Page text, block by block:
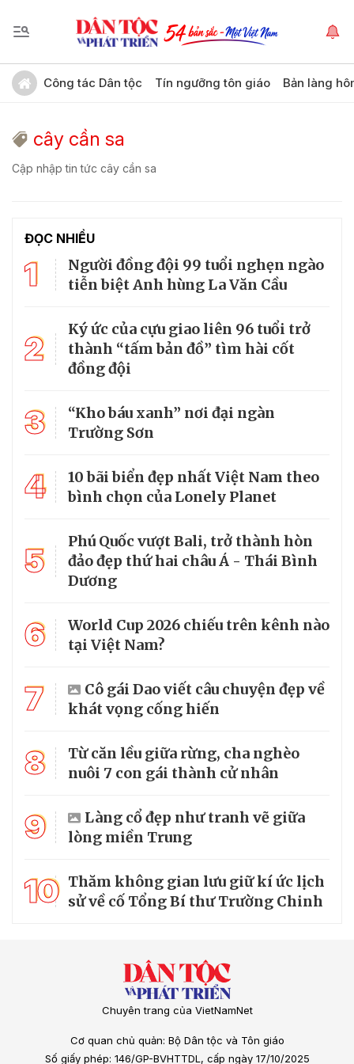
Công tác Dân tộc Tín ngưỡng tôn giáo Bản làng
cây cần sa
Cập nhập tin tức cây cần sa
ĐỌC NHIỀU
1
Người đồng đội 99 tuổi nghẹn ngào
tiễn biệt Anh hùng La Văn Cầu
2
Ký ức của cựu giao liên 96 tuổi trở
thành “tấm bản đồ” tìm hài cốt
đồng đội
3
“Kho báu xanh” nơi đại ngàn
Trường Sơn
4
10 bãi biển đẹp nhất Việt Nam theo
bình chọn của Lonely Planet
5
Phú Quốc vượt Bali, trở thành hòn
đảo đẹp thứ hai châu Á - Thái Bình
Dương
6
World Cup 2026 chiếu trên kênh nào
tại Việt Nam?
7
Cô gái Dao viết câu chuyện đẹp về
khát vọng cống hiến
8
Từ căn lều giữa rừng, cha nghèo
nuôi 7 con gái thành cử nhân
9
Làng cổ đẹp như tranh vẽ giữa
lòng miền Trung
10 Thăm không gian lưu giữ kí ức lịch
sử về cố Tổng Bí thư Trường Chinh
Chuyên trang của VietNamNet
Cơ quan chủ quản: Bộ Dân tộc và Tôn giáo
Số giấy phép: 146/GP-BVHTTDL, cấp ngày 17/10/2025